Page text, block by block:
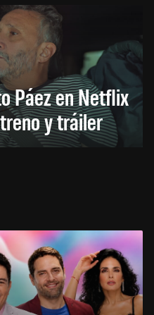
Páez en Netflix
y tráiler